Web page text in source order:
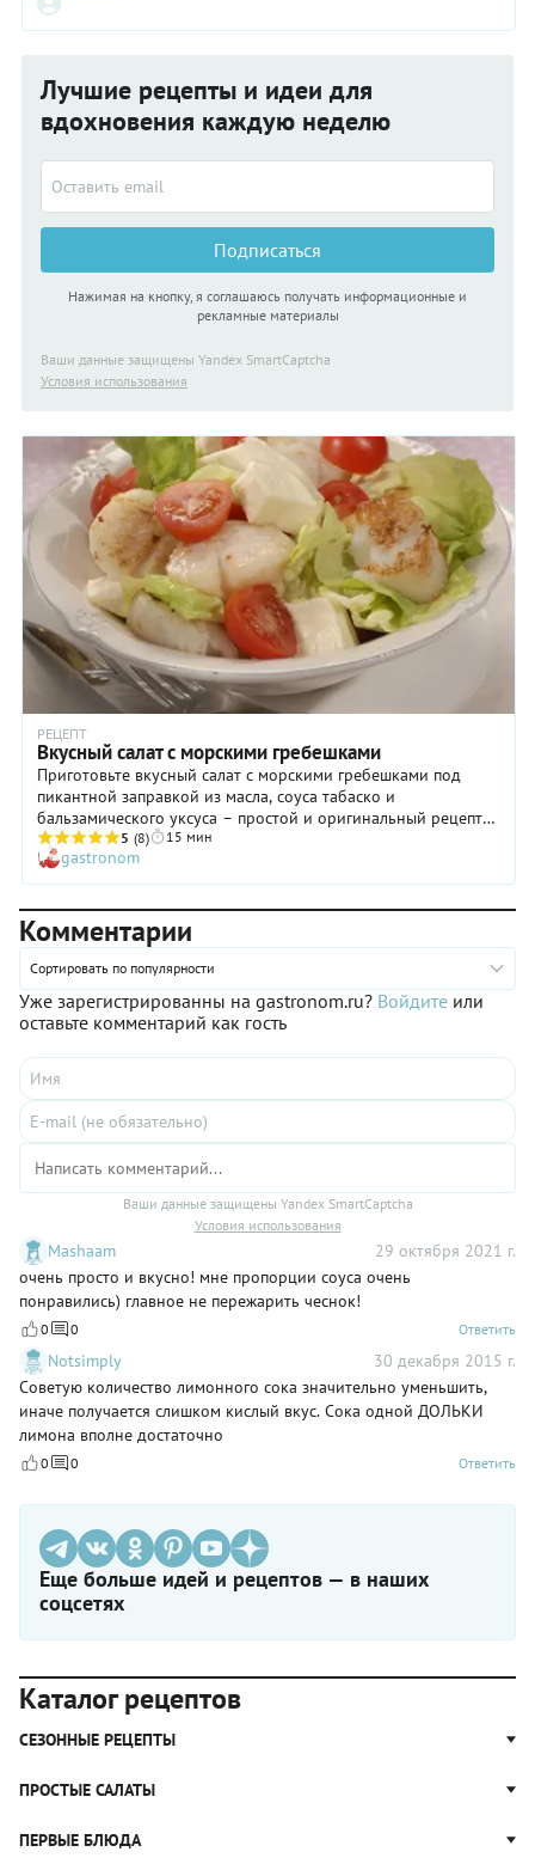
покупного.
Лучшие рецепты и идеи для
вдохновения каждую неделю
Подписаться
Нажимая на кнопку, я соглашаюсь получать информационные и
рекламные материалы
Ваши данные защищены Yandex SmartCaptcha
Условия использования
РЕЦЕПТ
Вкусный салат с морскими гребешками
Приготовьте вкусный салат с морскими гребешками под
пикантной заправкой из масла, соуса табаско и
бальзамического уксуса – простой и оригинальный рецепт
станет одним из ваших любимых к приходу гостей. А все
потому, что на весь процесс у вас уйдет не больше, чем 15
минут. Быстро обжарьте гребешки, переложите на листья
сыра. Осталось соединить компоненты заправки и, вуаля –
на вашем столе готовый салат! Подавайте с бокалом белого
игристого вина – это идеальное сочетание.
5 (8) 15 мин
gastronom
Комментарии
Сортировать по популярности
Уже зарегистрированны на gastronom.ru? Войдите или
оставьте комментарий как гость
Ваши данные защищены Yandex SmartCaptcha
Условия использования
Mashaam
29 октября 2021 г.
очень просто и вкусно! мне пропорции соуса очень
понравились) главное не пережарить чеснок!
0 0 Ответить
Notsimply
30 декабря 2015 г.
Советую количество лимонного сока значительно уменьшить,
иначе получается слишком кислый вкус. Сока одной ДОЛЬКИ
лимона вполне достаточно
0 0 Ответить
Еще больше идей и рецептов — в наших
соцсетях
Каталог рецептов
СЕЗОННЫЕ РЕЦЕПТЫ
Рецепты из капусты
Рецепты с грибами
ПРОСТЫЕ САЛАТЫ
Простые салаты
ПЕРВЫЕ БЛЮДА